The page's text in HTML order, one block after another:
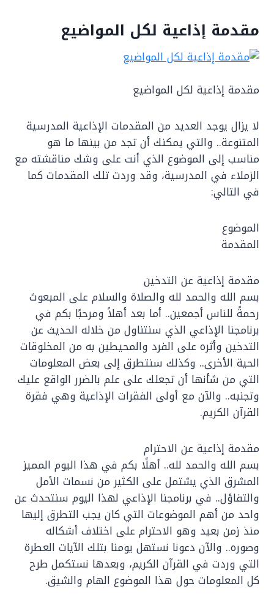
مقدمة إذاعية لكل المواضيع
مقدمة إذاعية لكل المواضيع
لا يزال يوجد العديد من المقدمات الإذاعية المدرسية
المتنوعة.. والتي يمكنك أن تجد من بينها ما هو
مناسب إلى الموضوع الذي أنت على وشك مناقشته مع
الزملاء في المدرسية، وقد وردت تلك المقدمات كما
في التالي:
الموضوع
المقدمة
مقدمة إذاعية عن التدخين
بسم الله والحمد لله والصلاة والسلام على المبعوث
رحمةً للناس أجمعين.. أما بعد أهلاً ومرحبًا بكم في
برنامجنا الإذاعي الذي سنتناول من خلاله الحديث عن
التدخين وأثره على الفرد والمحيطين به من المخلوقات
الحية الأخرى.. وكذلك سنتطرق إلى بعض المعلومات
التي من شأنها أن تجعلك على علم بالضرر الواقع عليك
وتجنبه.. والآن مع أولى الفقرات الإذاعية وهي فقرة
القرآن الكريم.
مقدمة إذاعية عن الاحترام
بسم الله والحمد لله.. أهلًا بكم في هذا اليوم المميز
المشرق الذي يشتمل على الكثير من نسمات الأمل
والتفاؤل.. في برنامجنا الإذاعي لهذا اليوم سنتحدث عن
واحد من أهم الموضوعات التي كان يجب التطرق إليها
منذ زمن بعيد وهو الاحترام على اختلاف أشكاله
وصوره.. والآن دعونا نستهل يومنا بتلك الآيات العطرة
التي وردت في القرآن الكريم، وبعدها نستكمل طرح
كل المعلومات حول هذا الموضوع الهام والشيق.